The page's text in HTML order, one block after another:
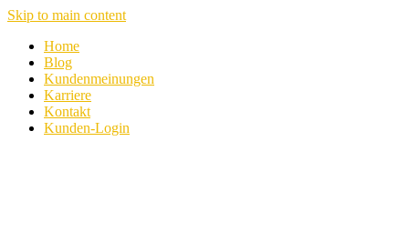
Skip to main content
Home
Blog
Kundenmeinungen
Karriere
Kontakt
Kunden-Login